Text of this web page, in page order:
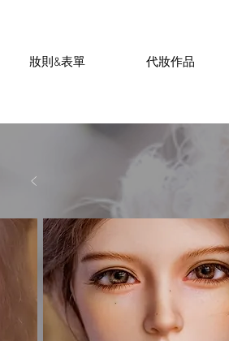
妝則&表單 代妝作品